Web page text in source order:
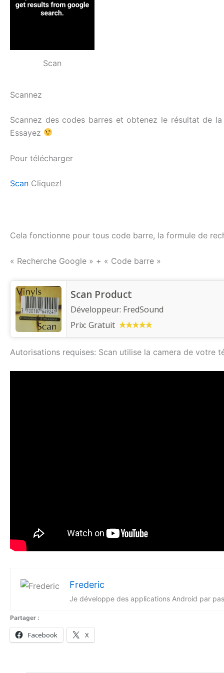
Scan
Scannez
Scannez des codes barres et obtenez le résultat de
Essayez
Pour télécharger
Scan Cliquez!
Cela fonctionne pour tous code barre, la formule de
« Recherche Google » + « Code barre »
Scan Product
Développeur: FredSound
Prix: Gratuit
Autorisations requises: Scan utilise la camera de votre
Frederic
Je développe des applications Android par
Partager :
Facebook X